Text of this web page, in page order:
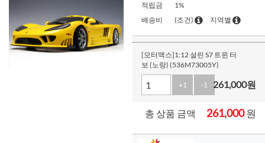
적립금
1%
배송비
(조건) 지역별
[모터맥스]1:12 설린 S7 트윈 터
보 (노랑) (536M73005Y)
+1 -1 261,000원
총 상품 금액 261,000원